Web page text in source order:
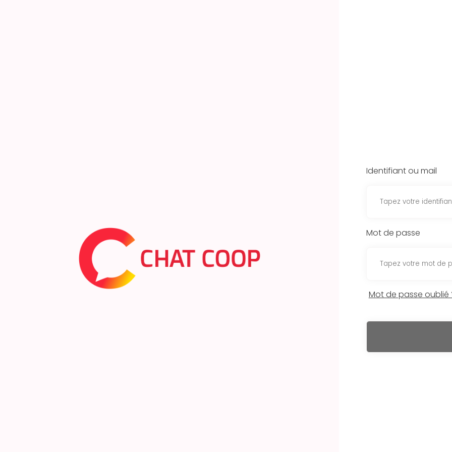
Identifiant ou mail
Mot de passe
Mot de passe oublié